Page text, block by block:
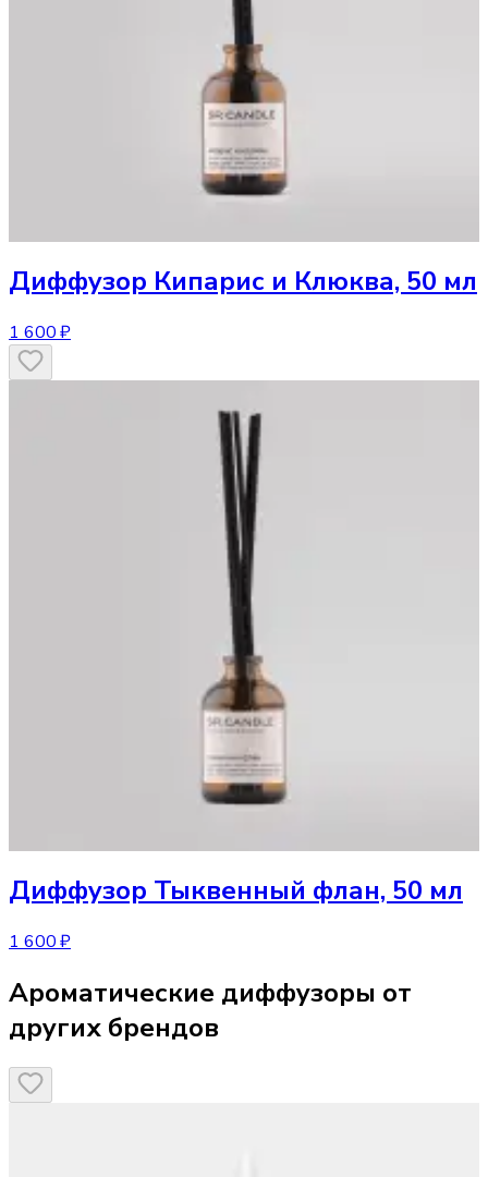
Диффузор Кипарис и Клюква, 50 мл
1 600 ₽
Диффузор Тыквенный флан, 50 мл
1 600 ₽
Ароматические диффузоры от
других брендов